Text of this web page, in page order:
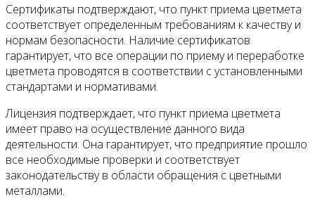
Сертификаты подтверждают, что пункт приема цветмета
соответствует определенным требованиям к качеству и
нормам безопасности. Наличие сертификатов
гарантирует, что все операции по приему и переработке
цветмета проводятся в соответствии с установленными
стандартами и нормативами.
Лицензия подтверждает, что пункт приема цветмета
имеет право на осуществление данного вида
деятельности. Она гарантирует, что предприятие прошло
все необходимые проверки и соответствует
законодательству в области обращения с цветными
металлами.